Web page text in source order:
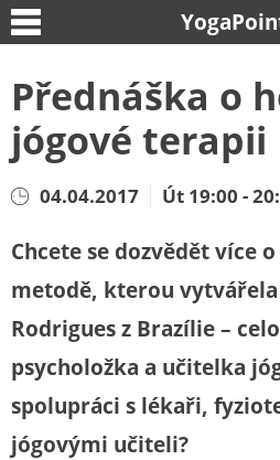
Přednáška o
jógové terapii
04.04.2017 Út 19:00 -
Chcete se dozvědět více
metodě, kterou
Rodrigues z Brazílie –
psycholožka a učitelka
spolupráci s lékaři,
jógovými učiteli?